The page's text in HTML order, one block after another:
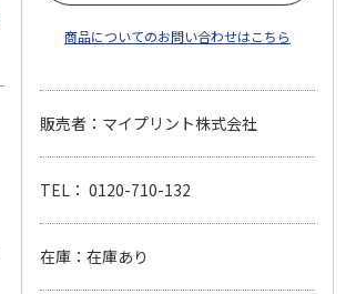
商品についてのお問い合わせはこちら
販売者：マイプリント株式会社
TEL： 0120-710-132
在庫：在庫あり